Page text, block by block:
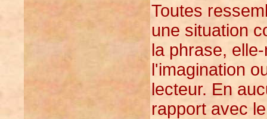
Toutes
une situation
la phrase,
l'imagination
lecteur. En
rapport avec